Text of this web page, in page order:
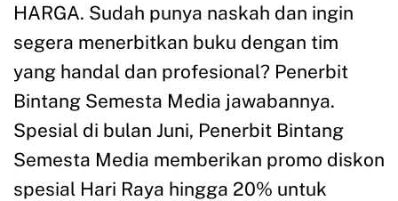
HARGA. Sudah punya naskah dan ingin
segera menerbitkan buku dengan tim
yang handal dan profesional? Penerbit
Bintang Semesta Media jawabannya.
Spesial di bulan Juni, Penerbit Bintang
Semesta Media memberikan promo diskon
spesial Hari Raya hingga 20% untuk